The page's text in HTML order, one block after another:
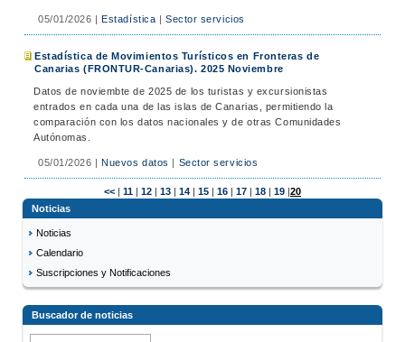
05/01/2026 |Estadística | Sector servicios
Estadística de Movimientos Turísticos en Fronteras de
Canarias (FRONTUR-Canarias). 2025 Noviembre
Datos de noviembte de 2025 de los turistas y excursionistas
entrados en cada una de las islas de Canarias, permitiendo la
comparación con los datos nacionales y de otras Comunidades
Autónomas.
05/01/2026 |Nuevos datos | Sector servicios
<< | 11 | 12 | 13 | 14 | 15 | 16 | 17 | 18 | 19 |20
Noticias
Noticias
Calendario
Suscripciones y Notificaciones
Buscador de noticias